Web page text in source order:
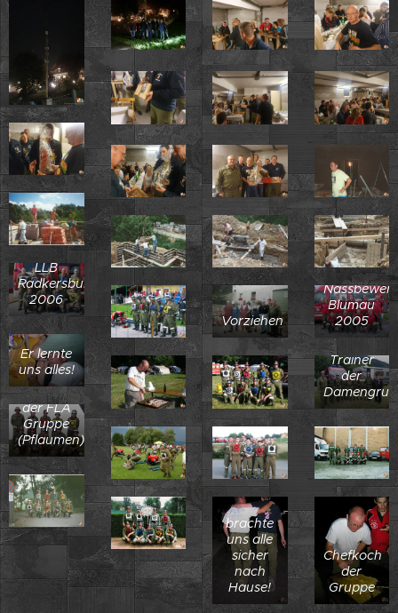
LLB
Radkersburg
2006
Vorziehen
Blumau
2005
Er lernte
uns alles!
Trainer
der
Trainer
der FLA
Gruppe
(Pflaumen)
brachte
uns alle
sicher
nach
Hause!
Chefkoch
der
Gruppe